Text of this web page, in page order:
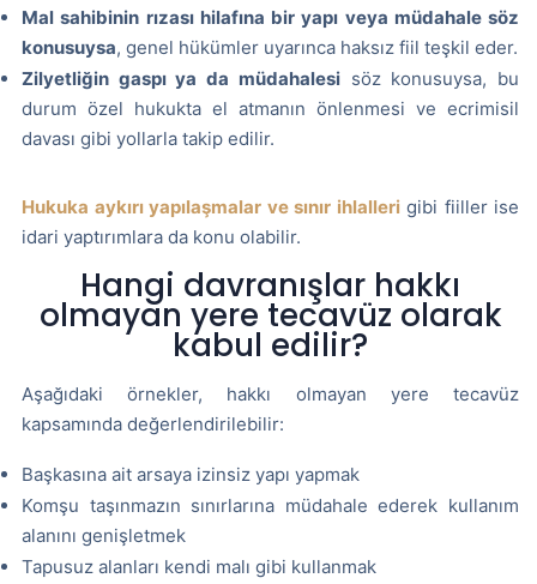
Mal sahibinin rızası hilafına bir yapı veya müdahale söz
konusuysa, genel hükümler uyarınca haksız fiil teşkil eder.
Zilyetliğin gaspı ya da müdahalesisöz konusuysa, bu
durum özel hukukta el atmanın önlenmesi ve ecrimisil
davası gibi yollarla takip edilir.
Hukuka aykırı yapılaşmalar ve sınır ihlallerigibi fiiller ise
idari yaptırımlara da konu olabilir.
Hangi davranışlar hakkı
olmayan yere tecavüz olarak
kabul edilir?
Aşağıdaki örnekler, hakkı olmayan yere tecavüz
kapsamında değerlendirilebilir:
Başkasına ait arsaya izinsiz yapı yapmak
Komşu taşınmazın sınırlarına müdahale ederek kullanım
alanını genişletmek
Tapusuz alanları kendi malı gibi kullanmak